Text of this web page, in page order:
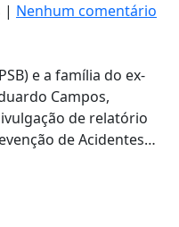
| Nenhum comentário
e a família do ex-
Campos,
de relatório
de Acidentes…